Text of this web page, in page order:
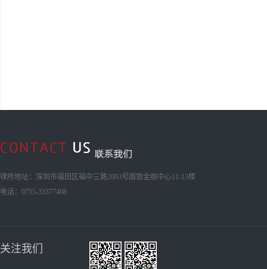
律所地址：深圳市福田区福中三路2003号国银金融中心11-13楼
电话：0755-33377408
关注我们